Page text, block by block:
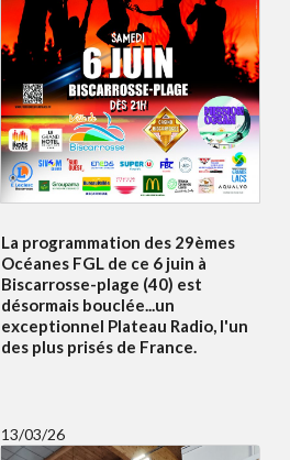
La programmation des 29èmes
Océanes FGL de ce 6 juin à
Biscarrosse-plage (40) est
désormais bouclée...un
exceptionnel Plateau Radio, l'un
des plus prisés de France.
13/03/26